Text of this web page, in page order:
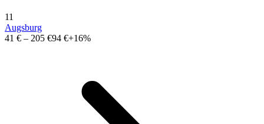
11
Augsburg
41 € – 205 €94 €+16%